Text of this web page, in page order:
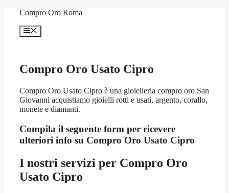
contenuto
Compro Oro Roma
Menu
Compro Oro Usato Cipro
Compro Oro Usato Cipro è una gioielleria compro oro San
Giovanni acquistiamo gioielli rotti e usati, argento, corallo,
monete e diamanti.
Compila il seguente form per ricevere
ulteriori info su Compro Oro Usato Cipro
I nostri servizi per Compro Oro
Usato Cipro